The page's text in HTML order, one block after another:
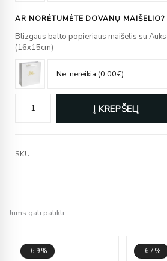
AR NORĖTUMĖTE DOVANŲ MAIŠELIO?
Blizgaus balto popieriaus maišelis su
(16x15cm)
Į KREPŠELĮ
SKU
Jums gali patikti
-69% -67%